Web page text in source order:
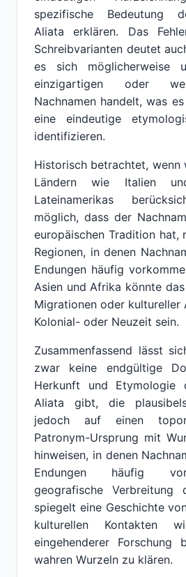
spezifische Bedeutung
Aliata erklären. Das
Schreibvarianten deutet
es sich möglicherweise
einzigartigen oder
Nachnamen handelt, was
eine eindeutige
identifizieren.
Historisch betrachtet, wenn
Ländern wie Italien
Lateinamerikas
möglich, dass der
europäischen Tradition hat,
Regionen, in denen
Endungen häufig
Asien und Afrika könnte
Migrationen oder kultureller
Kolonial- oder Neuzeit sein.
Zusammenfassend lässt
zwar keine endgültige
Herkunft und Etymologie
Aliata gibt, die
jedoch auf einen
Patronym-Ursprung mit
hinweisen, in denen
Endungen häufig
geografische Verbreitung
spiegelt eine Geschichte
kulturellen Kontakten
eingehenderer Forschung
wahren Wurzeln zu klären.